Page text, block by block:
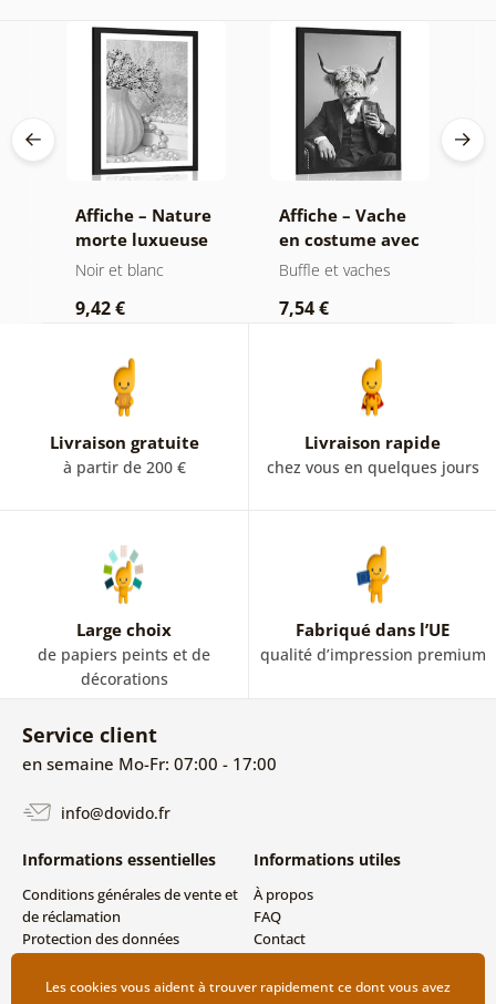
Affiche – Nature
morte luxueuse
en noir et blanc
Noir et blanc
9,42 €
Affiche – Vache
en costume avec
cigare et whisky
Buffle et vaches
7,54 €
Livraison gratuite
à partir de 200 €
Livraison rapide
chez vous en quelques jours
Large choix
de papiers peints et de
décorations
Fabriqué dans l’UE
qualité d’impression premium
Service client
en semaine Mo-Fr: 07:00 - 17:00
info@dovido.fr
Informations essentielles
Conditions générales de vente et
de réclamation
Protection des données
Modes de livraison et de
Informations utiles
À propos
FAQ
Contact
Les cookies vous aident à trouver rapidement ce dont vous avez